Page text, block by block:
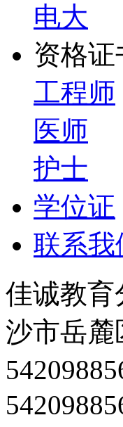
电大
资格证
工程师
医师
护士
学位证
联系我
佳诚教
沙市岳